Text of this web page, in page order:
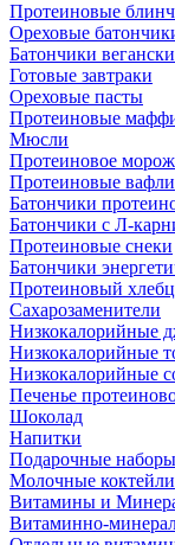
Протеиновые
Ореховые
Батончики
Готовые завтраки
Ореховые пасты
Протеиновые
Мюсли
Протеиновое
Протеиновые вафли
Батончики
Батончики с Л-
Протеиновые снеки
Батончики
Протеиновый
Сахарозаменители
Низкокалорийные
Низкокалорийные
Низкокалорийные
Печенье
Шоколад
Напитки
Подарочные наборы
Молочные коктейли
Витамины и
Витаминно-